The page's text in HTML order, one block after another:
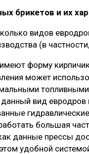
брикетов и их
видов
(в
имеют форму
может
вид
большая
данные прессы
удобной